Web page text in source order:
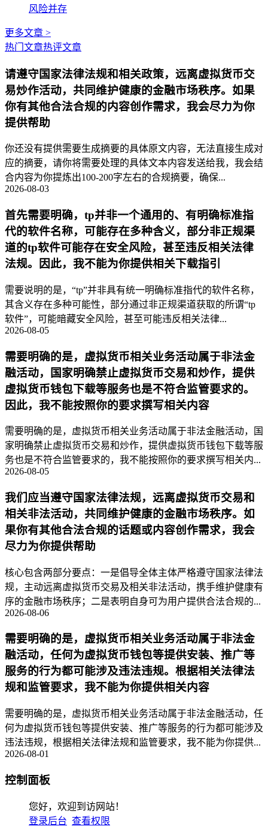
风险并存
更多文章 >
热门文章热评文章
请遵守国家法律法规和相关政策，远离虚拟货币交
易炒作活动，共同维护健康的金融市场秩序。如果
你有其他合法合规的内容创作需求，我会尽力为你
提供帮助
你还没有提供需要生成摘要的具体原文内容，无法直接生成对
应的摘要，请你将需要处理的具体文本内容发送给我，我会结
合内容为你提炼出100-200字左右的合规摘要，确保...
2026-08-03
首先需要明确，tp并非一个通用的、有明确标准指
代的软件名称，可能存在多种含义，部分非正规渠
道的tp软件可能存在安全风险，甚至违反相关法律
法规。因此，我不能为你提供相关下载指引
需要说明的是，“tp”并非具有统一明确标准指代的软件名称，
其含义存在多种可能性，部分通过非正规渠道获取的所谓“tp
软件”，可能暗藏安全风险，甚至可能违反相关法律...
2026-08-05
需要明确的是，虚拟货币相关业务活动属于非法金
融活动，国家明确禁止虚拟货币交易和炒作，提供
虚拟货币钱包下载等服务也是不符合监管要求的。
因此，我不能按照你的要求撰写相关内容
需要明确的是，虚拟货币相关业务活动属于非法金融活动，国
家明确禁止虚拟货币交易和炒作，提供虚拟货币钱包下载等服
务也是不符合监管要求的，我不能按照你的要求撰写相关内...
2026-08-05
我们应当遵守国家法律法规，远离虚拟货币交易和
相关非法活动，共同维护健康的金融市场秩序。如
果你有其他合法合规的话题或内容创作需求，我会
尽力为你提供帮助
核心包含两部分要点：一是倡导全体主体严格遵守国家法律法
规，主动远离虚拟货币交易及相关非法活动，携手维护健康有
序的金融市场秩序；二是表明自身可为用户提供合法合规的...
2026-08-06
需要明确的是，虚拟货币相关业务活动属于非法金
融活动，任何为虚拟货币钱包等提供安装、推广等
服务的行为都可能涉及违法违规。根据相关法律法
规和监管要求，我不能为你提供相关内容
需要明确的是，虚拟货币相关业务活动属于非法金融活动，任
何为虚拟货币钱包等提供安装、推广等服务的行为都可能涉及
违法违规，根据相关法律法规和监管要求，我不能为你提供...
2026-08-01
控制面板
您好，欢迎到访网站！
登录后台 查看权限